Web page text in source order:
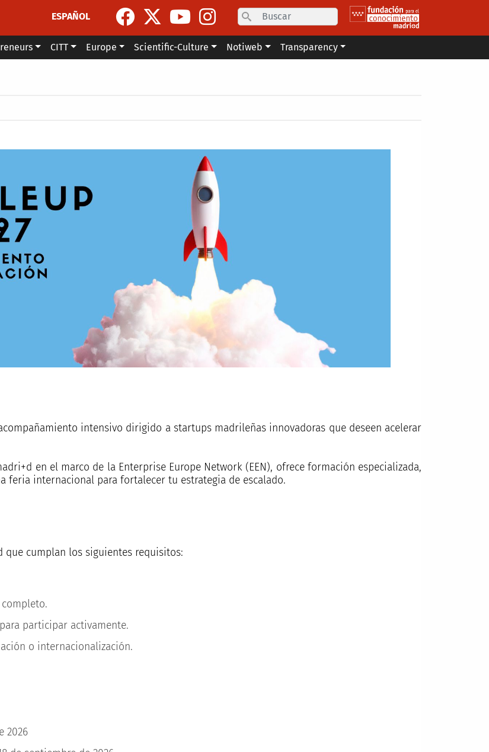
ESPAÑOL
Search
CITT Europe Scientific-Culture Notiweb Transparency
intensivo dirigido a startups madrileñas innovadoras que deseen acelerar
en el marco de la Enterprise Europe Network (EEN), ofrece formación especializada,
feria internacional para fortalecer tu estrategia de escalado.
que cumplan los siguientes requisitos:
participar activamente.
o internacionalización.
2026